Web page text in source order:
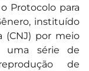
Protocolo para
instituído
(CNJ) por meio
uma série de
de